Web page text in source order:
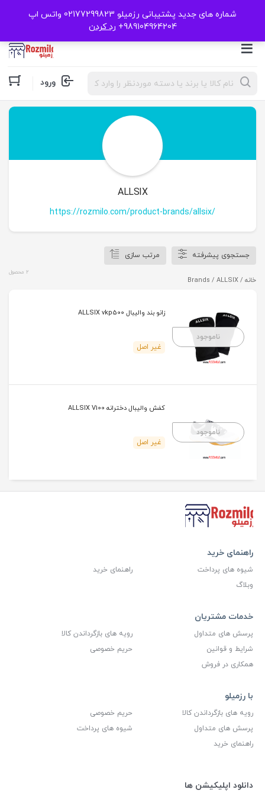
شماره های جدید پشتیبانی رزمیلو 02177299823 واتس اپ
989104964204+
رد کردن
Products
search ورود
ALLSIX
https://rozmilo.com/product-brands/allsix/
جستجوی پیشرفته مرتب سازی
خانه / Brands / ALLSIX
2 محصول
ناموجود
زانو بند والیبال ALLSIX vkp500
غیر اصل
ناموجود
کفش والیبال دخترانه ALLSIX V100
غیر اصل
راهنمای خرید
شیوه های پرداخت
راهنمای خرید
وبلاگ
خدمات مشتریان
پرسش های متداول
رویه های بازگرداندن کالا
شرایط و قوانین
حریم خصوصی
همکاری در فروش
با رزمیلو
رویه های بازگرداندن کالا
حریم خصوصی
پرسش های متداول
شیوه های پرداخت
راهنمای خرید
دانلود اپلیکیشن ها